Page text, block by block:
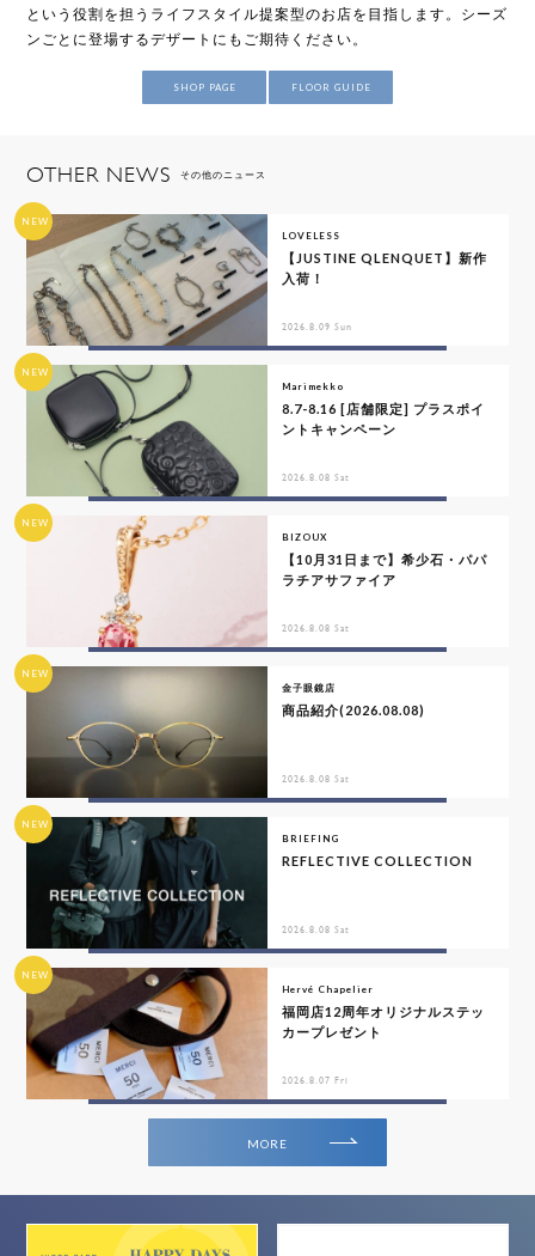
という役割を担うライフスタイル提案型のお店を目指します。シーズ
ンごとに登場するデザートにもご期待ください。
SHOP PAGE FLOOR GUIDE
OTHER NEWS その他のニュース
NEW
LOVELESS
【JUSTINE QLENQUET】新作
入荷！
2026.8.09 Sun
NEW
Marimekko
8.7-8.16 [店舗限定] プラスポイ
ントキャンペーン
2026.8.08 Sat
NEW
BIZOUX
【10月31日まで】希少石・パパ
ラチアサファイア
2026.8.08 Sat
NEW
金子眼鏡店
商品紹介(2026.08.08)
2026.8.08 Sat
NEW
BRIEFING
REFLECTIVE COLLECTION
2026.8.08 Sat
NEW
Hervé Chapelier
福岡店12周年オリジナルステッ
カープレゼント
2026.8.07 Fri
MORE